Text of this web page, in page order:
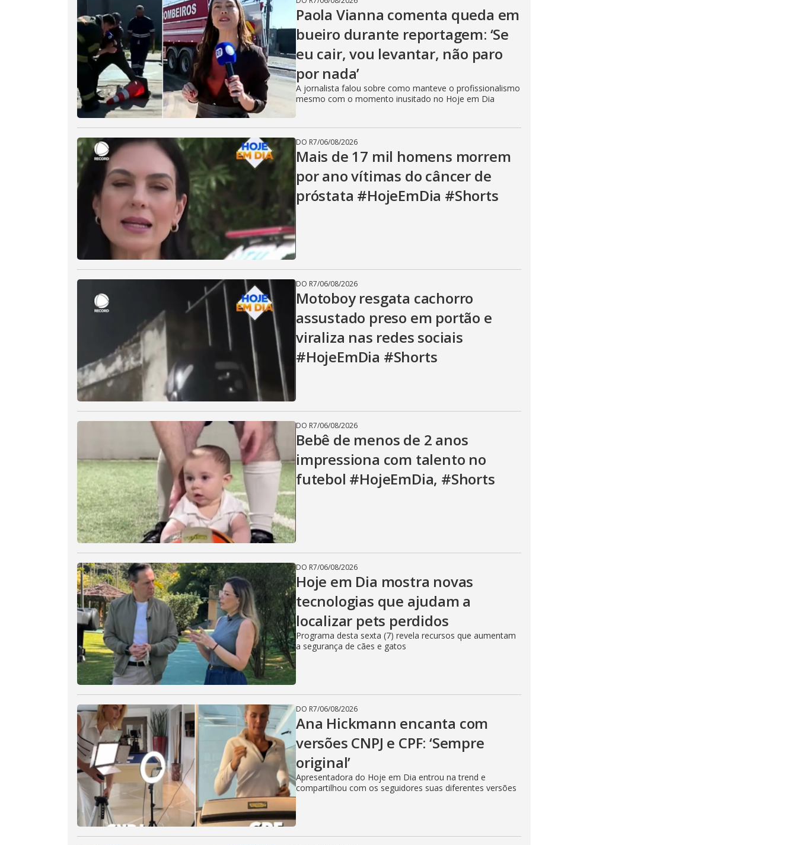
V
i
d
e
o
Paola Vianna comenta queda em
bueiro durante reportagem: ‘Se
eu cair, vou levantar, não paro
por nada’
A jornalista falou sobre como manteve o profissionalismo
mesmo com o momento inusitado no Hoje em Dia
DO R7/06/08/2026
Mais de 17 mil homens morrem
por ano vítimas do câncer de
próstata #HojeEmDia #Shorts
DO R7/06/08/2026
Motoboy resgata cachorro
assustado preso em portão e
viraliza nas redes sociais
#HojeEmDia #Shorts
DO R7/06/08/2026
Bebê de menos de 2 anos
impressiona com talento no
futebol #HojeEmDia, #Shorts
DO R7/06/08/2026
Hoje em Dia mostra novas
tecnologias que ajudam a
localizar pets perdidos
Programa desta sexta (7) revela recursos que aumentam
a segurança de cães e gatos
DO R7/06/08/2026
Ana Hickmann encanta com
versões CNPJ e CPF: ‘Sempre
original’
Apresentadora do Hoje em Dia entrou na trend e
compartilhou com os seguidores suas diferentes versões